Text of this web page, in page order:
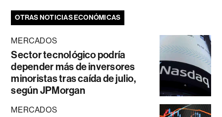
OTRAS NOTICIAS ECONÓMICAS
MERCADOS
Sector tecnológico podría
depender más de inversores
minoristas tras caída de julio,
según JPMorgan
MERCADOS